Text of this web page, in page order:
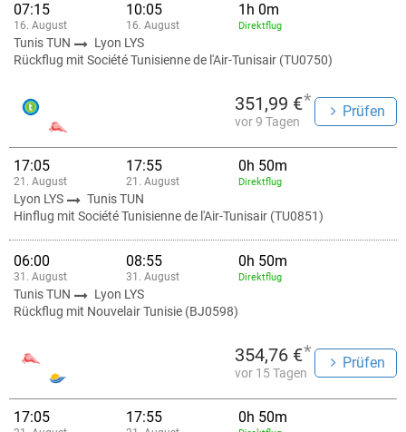
07:15
16. August
10:05
16. August
1h 0m
Direktflug
Tunis TUN
Lyon LYS
Rückflug mit Société Tunisienne de l'Air-Tunisair (TU0750)
351,99 €*
vor 9 Tagen
Prüfen
17:05
21. August
17:55
21. August
0h 50m
Direktflug
Lyon LYS
Tunis TUN
Hinflug mit Société Tunisienne de l'Air-Tunisair (TU0851)
06:00
31. August
08:55
31. August
0h 50m
Direktflug
Tunis TUN
Lyon LYS
Rückflug mit Nouvelair Tunisie (BJ0598)
354,76 €*
vor 15 Tagen
Prüfen
17:05 17:55 0h 50m